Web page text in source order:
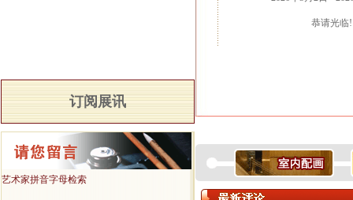
订阅展讯
艺术家拼音字母检索
恭请光临!